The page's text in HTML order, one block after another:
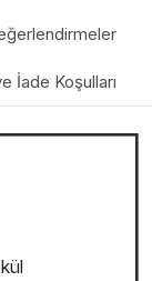
İptal ve İade Koşulları